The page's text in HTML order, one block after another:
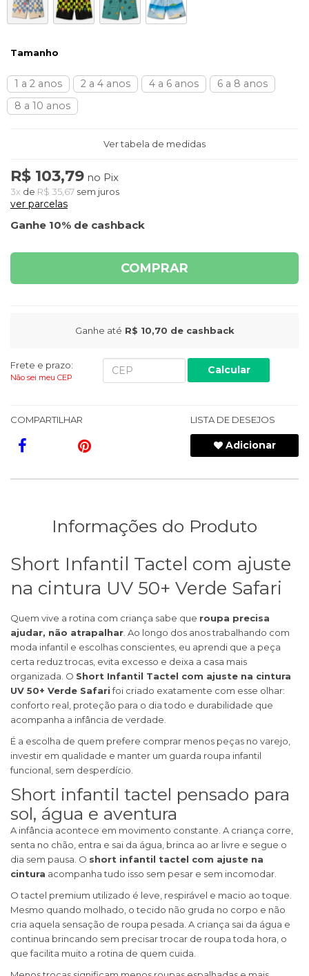
Tamanho
1 a 2 anos 2 a 4 anos 4 a 6 anos
6 a 8 anos
8 a 10 anos
Ver tabela de medidas
R$ 103,79 no Pix
3x de R$ 35,67 sem juros
ver parcelas
Ganhe 10% de cashback
COMPRAR
Ganhe até R$ 10,70 de cashback
Frete e prazo:
Não sei meu CEP
Calcular
COMPARTILHAR LISTA DE DESEJOS
Adicionar
Informações do Produto
Short Infantil Tactel com ajuste
na cintura UV 50+ Verde Safari
Quem vive a rotina com criança sabe que roupa precisa
ajudar, não atrapalhar. Ao longo dos anos trabalhando com
moda infantil e escolhas conscientes, eu aprendi que a peça
certa reduz trocas, evita excesso e deixa a casa mais
organizada. O Short Infantil Tactel com ajuste na cintura
UV 50+ Verde Safarifoi criado exatamente com esse olhar:
conforto real, proteção para o dia todo e durabilidade que
acompanha a infância de verdade.
É a escolha de quem prefere comprar menos peças no varejo,
investir em qualidade e manter um guarda roupa infantil
funcional, sem desperdício.
Short infantil tactel pensado para
sol, água e aventura
A infância acontece em movimento constante. A criança corre,
senta no chão, entra e sai da água, brinca ao ar livre e segue o
dia sem pausa. O short infantil tactel com ajuste na
cintura acompanha tudo isso sem pesar e sem incomodar.
O tactel premium utilizado é leve, respirável e macio ao toque.
Mesmo quando molhado, o tecido não gruda no corpo e não
cria aquela sensação de roupa pesada. A criança sai da água e
continua brincando sem precisar trocar de roupa toda hora, o
que facilita muito a rotina de quem cuida.